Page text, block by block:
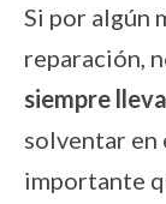
Si por algún
reparación,
siempre
solventar en
importante